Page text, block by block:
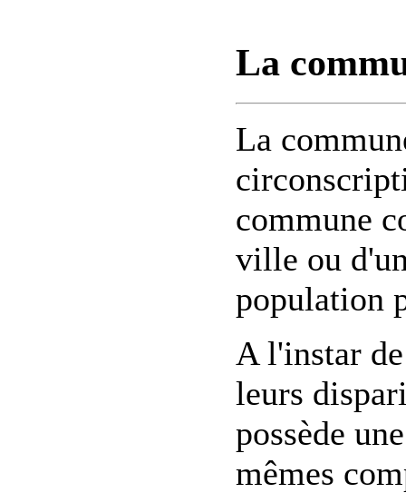
La
La
commune
ville ou
population
A l'instar
leurs
possède
mêmes